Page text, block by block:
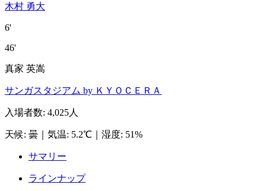
木村 勇大
6'
46'
真家 英嵩
サンガスタジアム by ＫＹＯＣＥＲＡ
入場者数: 4,025人
天候: 曇 気温: 5.2℃ 湿度: 51%
サマリー
ラインナップ